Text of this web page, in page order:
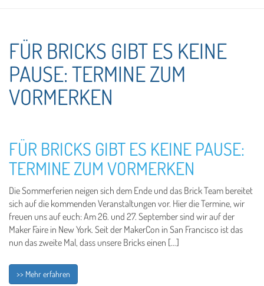
FÜR BRICKS GIBT ES KEINE
PAUSE: TERMINE ZUM
VORMERKEN
FÜR BRICKS GIBT ES KEINE PAUSE:
TERMINE ZUM VORMERKEN
Die Sommerferien neigen sich dem Ende und das Brick Team bereitet
sich auf die kommenden Veranstaltungen vor. Hier die Termine, wir
freuen uns auf euch: Am 26. und 27. September sind wir auf der
Maker Faire in New York. Seit der MakerCon in San Francisco ist das
nun das zweite Mal, dass unsere Bricks einen […]
>> Mehr erfahren